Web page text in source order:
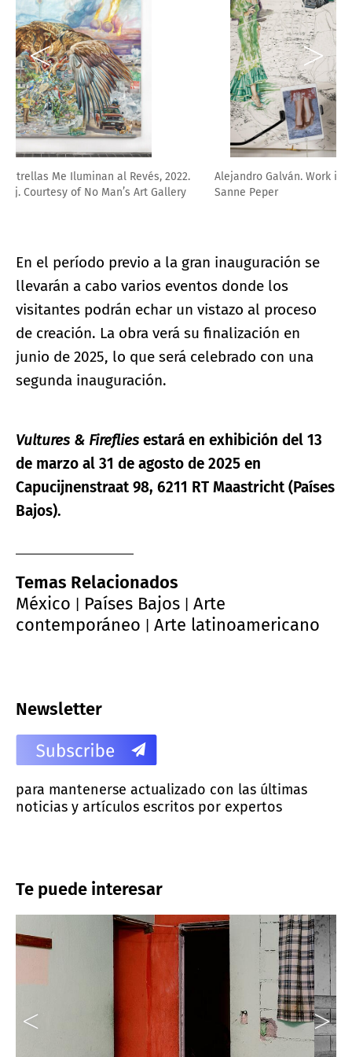
Alejandro Galván. Work in progress (detail), 2025. Photo:
Sanne Peper
En el período previo a la gran inauguración se
llevarán a cabo varios eventos donde los
visitantes podrán echar un vistazo al proceso
de creación. La obra verá su finalización en
junio de 2025, lo que será celebrado con una
segunda inauguración.
Vultures & Fireflies estará en exhibición del 13
de marzo al 31 de agosto de 2025 en
Capucijnenstraat 98, 6211 RT Maastricht (Países
Bajos).
Temas Relacionados
México
Países Bajos
Arte
contemporáneo
Arte latinoamericano
Newsletter
para mantenerse actualizado con las últimas
noticias y artículos escritos por expertos
Te puede interesar